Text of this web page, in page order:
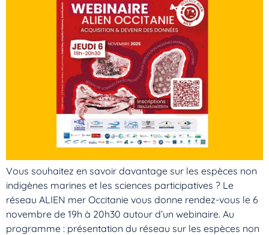
Vous souhaitez en savoir davantage sur les espèces non
indigènes marines et les sciences participatives ? Le
réseau ALIEN mer Occitanie vous donne rendez-vous le 6
novembre de 19h à 20h30 autour d’un webinaire. Au
programme : présentation du réseau sur les espèces non